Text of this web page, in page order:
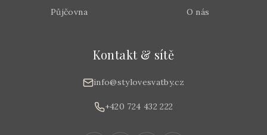
Půjčovna O nás
Kontakt & sítě
info@stylovesvatby.cz
+420 724 432 222